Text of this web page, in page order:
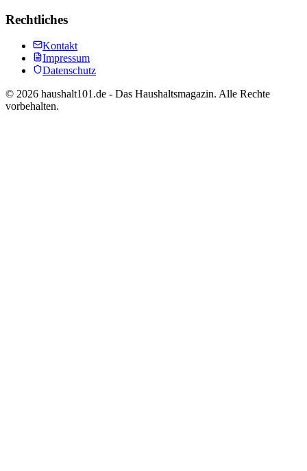
Rechtliches
Kontakt
Impressum
Datenschutz
© 2026 haushalt101.de - Das Haushaltsmagazin. Alle Rechte
vorbehalten.